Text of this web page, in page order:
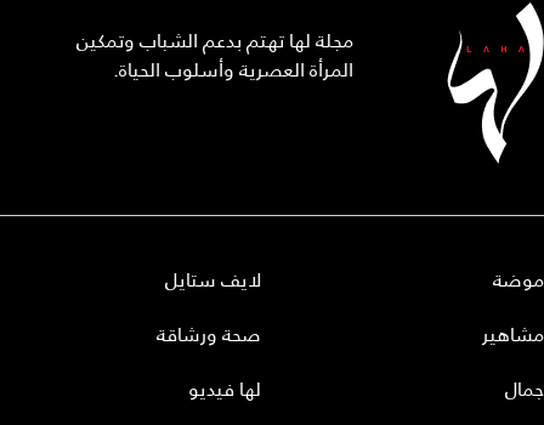
مجلة لها تهتم بدعم الشباب وتمكين
المرأة العصرية وأسلوب الحياة.
موضة
مشاهير
جمال
لايف ستايل
صحة ورشاقة
لها فيديو